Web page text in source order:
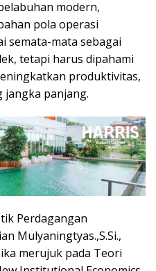
modern,
pola operasi
semata-mata sebagai
tetapi harus dipahami
produktivitas,
jangka panjang.
Perdagangan
Mulyaningtyas.,S.Si.,
merujuk pada Teori